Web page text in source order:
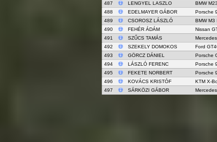
487
LENGYEL LASZLO
BMW
488
EDELMAYER GÁBOR
Porsche
489
CSOROSZ LÁSZLÓ
BMW M3
490
FEHÉR ÁDÁM
Nissan
491
SZŰCS TAMÁS
492
SZEKELY DOMOKOS
Ford
493
GÖRCZ DÁNIEL
Porsche
494
LÁSZLÓ FERENC
Porsche
495
FEKETE NORBERT
Porsche
496
KOVÁCS KRISTÓF
KTM X-
497
SÁRKÖZI GÁBOR